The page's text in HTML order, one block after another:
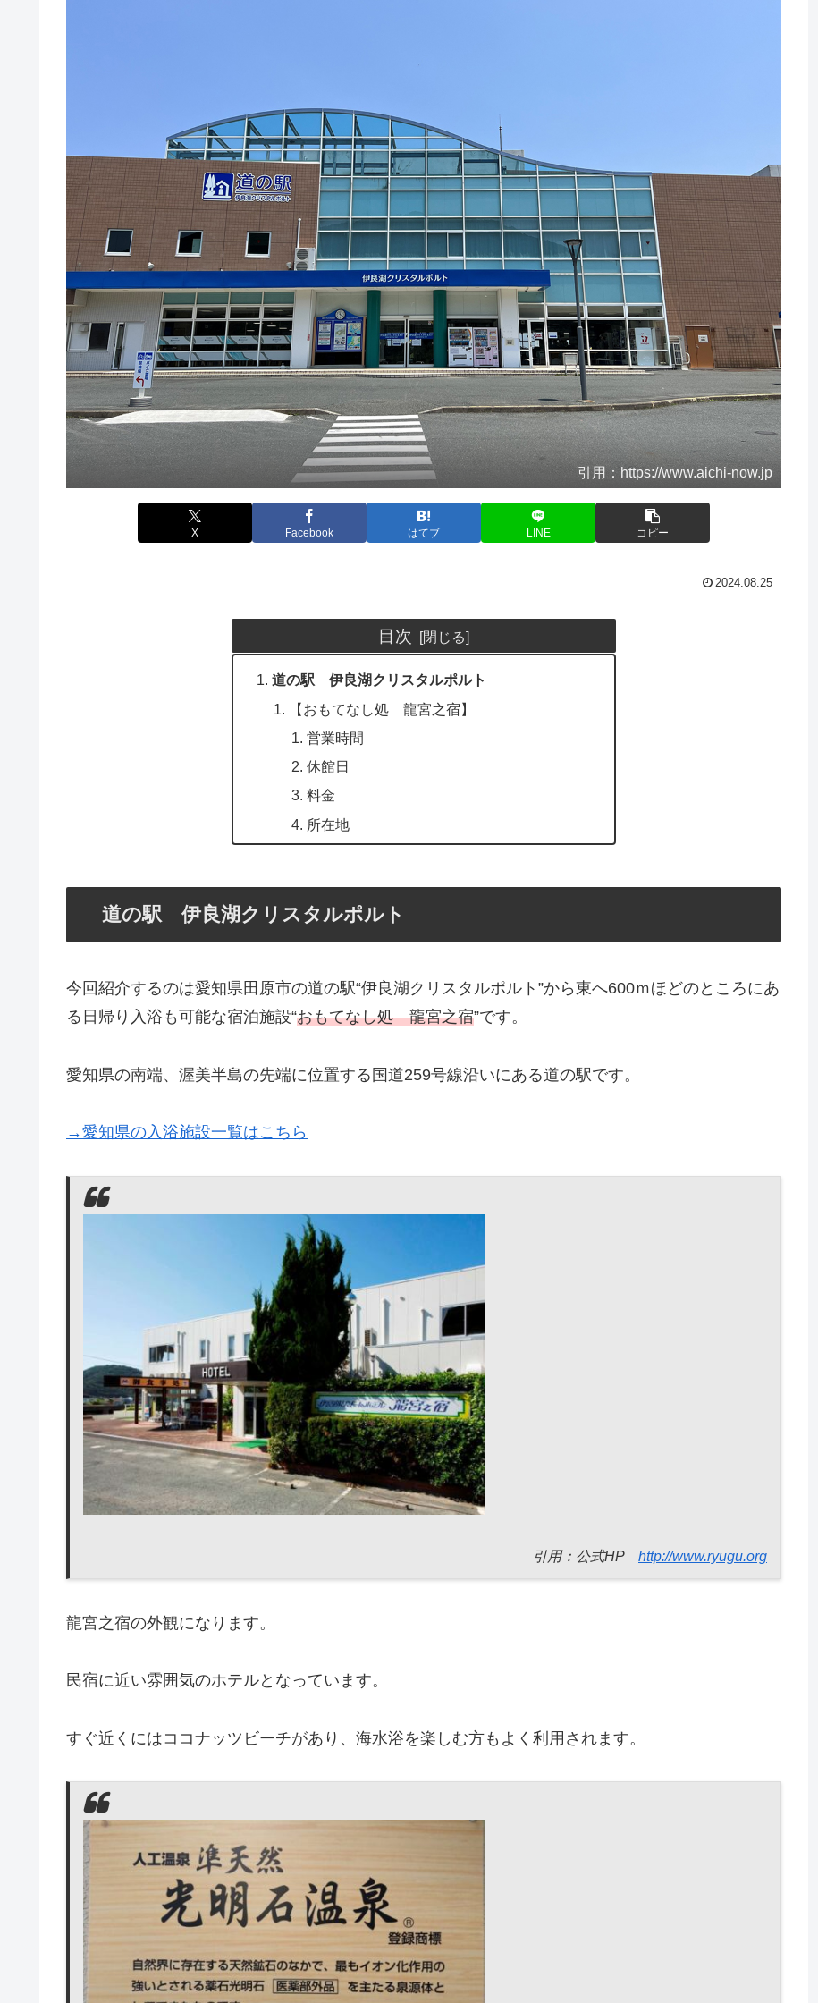
引用：https://www.aichi-now.jp
X Facebook はてブ LINE コピー
2024.08.25
目次
道の駅 伊良湖クリスタルポルト
【おもてなし処 龍宮之宿】
営業時間
休館日
料金
所在地
道の駅 伊良湖クリスタルポルト
今回紹介するのは愛知県田原市の道の駅“伊良湖クリスタルポルト”から東へ600ｍほどのところにあ
る日帰り入浴も可能な宿泊施設“おもてなし処 龍宮之宿”です。
愛知県の南端、渥美半島の先端に位置する国道259号線沿いにある道の駅です。
→愛知県の入浴施設一覧はこちら
引用：公式HP http://www.ryugu.org
龍宮之宿の外観になります。
民宿に近い雰囲気のホテルとなっています。
すぐ近くにはココナッツビーチがあり、海水浴を楽しむ方もよく利用されます。